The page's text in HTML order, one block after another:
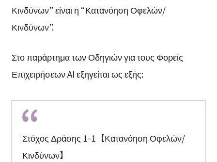
Κινδύνων” είναι η “Κατανόηση Οφελών/
Κινδύνων”.
Στο παράρτημα των Οδηγιών για τους Φορείς
Επιχειρήσεων AI εξηγείται ως εξής:
Στόχος Δράσης 1-1【Κατανόηση Οφελών/
Κινδύνων】